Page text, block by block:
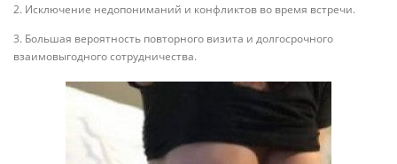
2. Исключение недопониманий и конфликтов во время встречи.
3. Большая вероятность повторного визита и долгосрочного
взаимовыгодного сотрудничества.